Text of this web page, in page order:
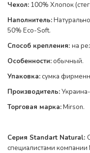
Чехол: 100% Хлопок
Наполнитель:
50% Eco-Soft.
Способ крепления: на
Особенности:обычный.
Упаковка: сумка
Производитель:
Торговая марка:Mirson.
Серия Standart Natural:
специалистами компании